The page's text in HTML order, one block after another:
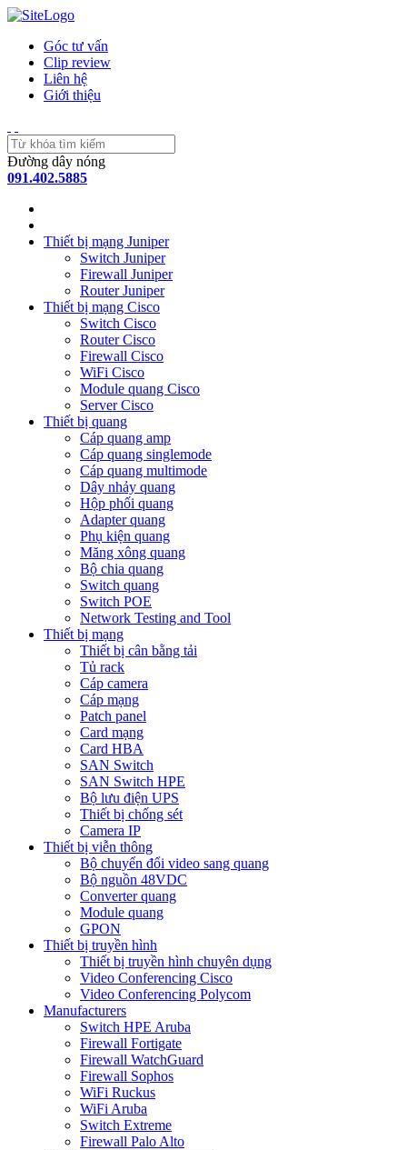
Góc tư vấn
Clip review
Liên hệ
Giới thiệu
Đường dây nóng
091.402.5885
Thiết bị mạng Juniper
Switch Juniper
Firewall Juniper
Router Juniper
Thiết bị mạng Cisco
Switch Cisco
Router Cisco
Firewall Cisco
WiFi Cisco
Module quang Cisco
Server Cisco
Thiết bị quang
Cáp quang amp
Cáp quang singlemode
Cáp quang multimode
Dây nhảy quang
Hộp phối quang
Adapter quang
Phụ kiện quang
Măng xông quang
Bộ chia quang
Switch quang
Switch POE
Network Testing and Tool
Thiết bị mạng
Thiết bị cân bằng tải
Tủ rack
Cáp camera
Cáp mạng
Patch panel
Card mạng
Card HBA
SAN Switch
SAN Switch HPE
Bộ lưu điện UPS
Thiết bị chống sét
Camera IP
Thiết bị viễn thông
Bộ chuyển đổi video sang quang
Bộ nguồn 48VDC
Converter quang
Module quang
GPON
Thiết bị truyền hình
Thiết bị truyền hình chuyên dụng
Video Conferencing Cisco
Video Conferencing Polycom
Manufacturers
Switch HPE Aruba
Firewall Fortigate
Firewall WatchGuard
Firewall Sophos
WiFi Ruckus
WiFi Aruba
Switch Extreme
Firewall Palo Alto